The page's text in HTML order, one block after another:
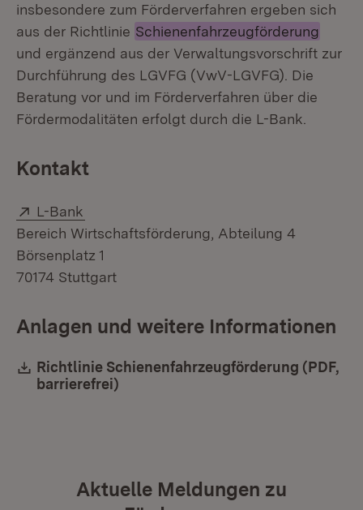
insbesondere zum Förderverfahren ergeben sich
aus der Richtlinie Schienenfahrzeugförderung
und ergänzend aus der Verwaltungsvorschrift zur
Durchführung des LGVFG (VwV-LGVFG). Die
Beratung vor und im Förderverfahren über die
Fördermodalitäten erfolgt durch die L-Bank.
Kontakt
Extern:
L-Bank
Bereich Wirtschaftsförderung, Abteilung 4
Börsenplatz 1
70174 Stuttgart
Anlagen und weitere Informationen
Download:
Richtlinie Schienenfahrzeugförderung (PDF,
barrierefrei)
Aktuelle Meldungen zu